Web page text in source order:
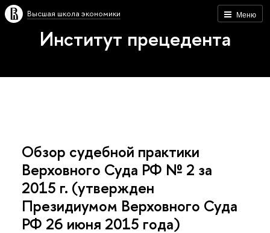
Меню
Высшая школа экономики
Институт прецедента
Обзор судебной практики
Верховного Суда РФ № 2 за
2015 г. (утвержден
Президиумом Верховного Суда
РФ 26 июня 2015 года)